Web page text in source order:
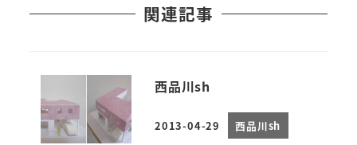
関連記事
西品川sh
投稿日
2013-04-29 西品川sh